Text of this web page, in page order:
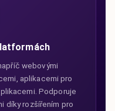
webovými
aplikacemi pro
Podporuje
díky rozšířením pro